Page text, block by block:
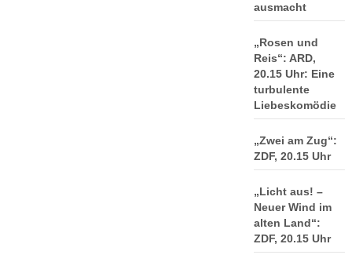
ausmacht
„Rosen und
Reis“: ARD,
20.15 Uhr: Eine
turbulente
Liebeskomödie
„Zwei am Zug“:
ZDF, 20.15 Uhr
„Licht aus! –
Neuer Wind im
alten Land“:
ZDF, 20.15 Uhr